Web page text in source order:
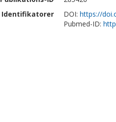
Identifikatorer
DOI: https://
Pubmed-ID: